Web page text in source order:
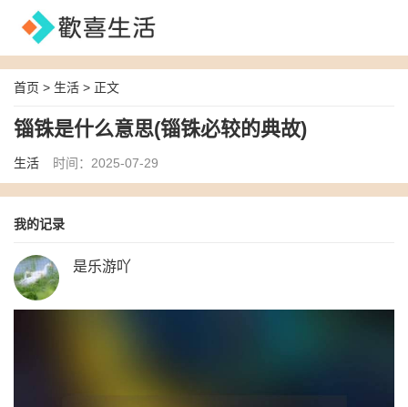
首页 > 生活 > 正文
锱铢是什么意思(锱铢必较的典故)
生活 时间：2025-07-29
我的记录
是乐游吖